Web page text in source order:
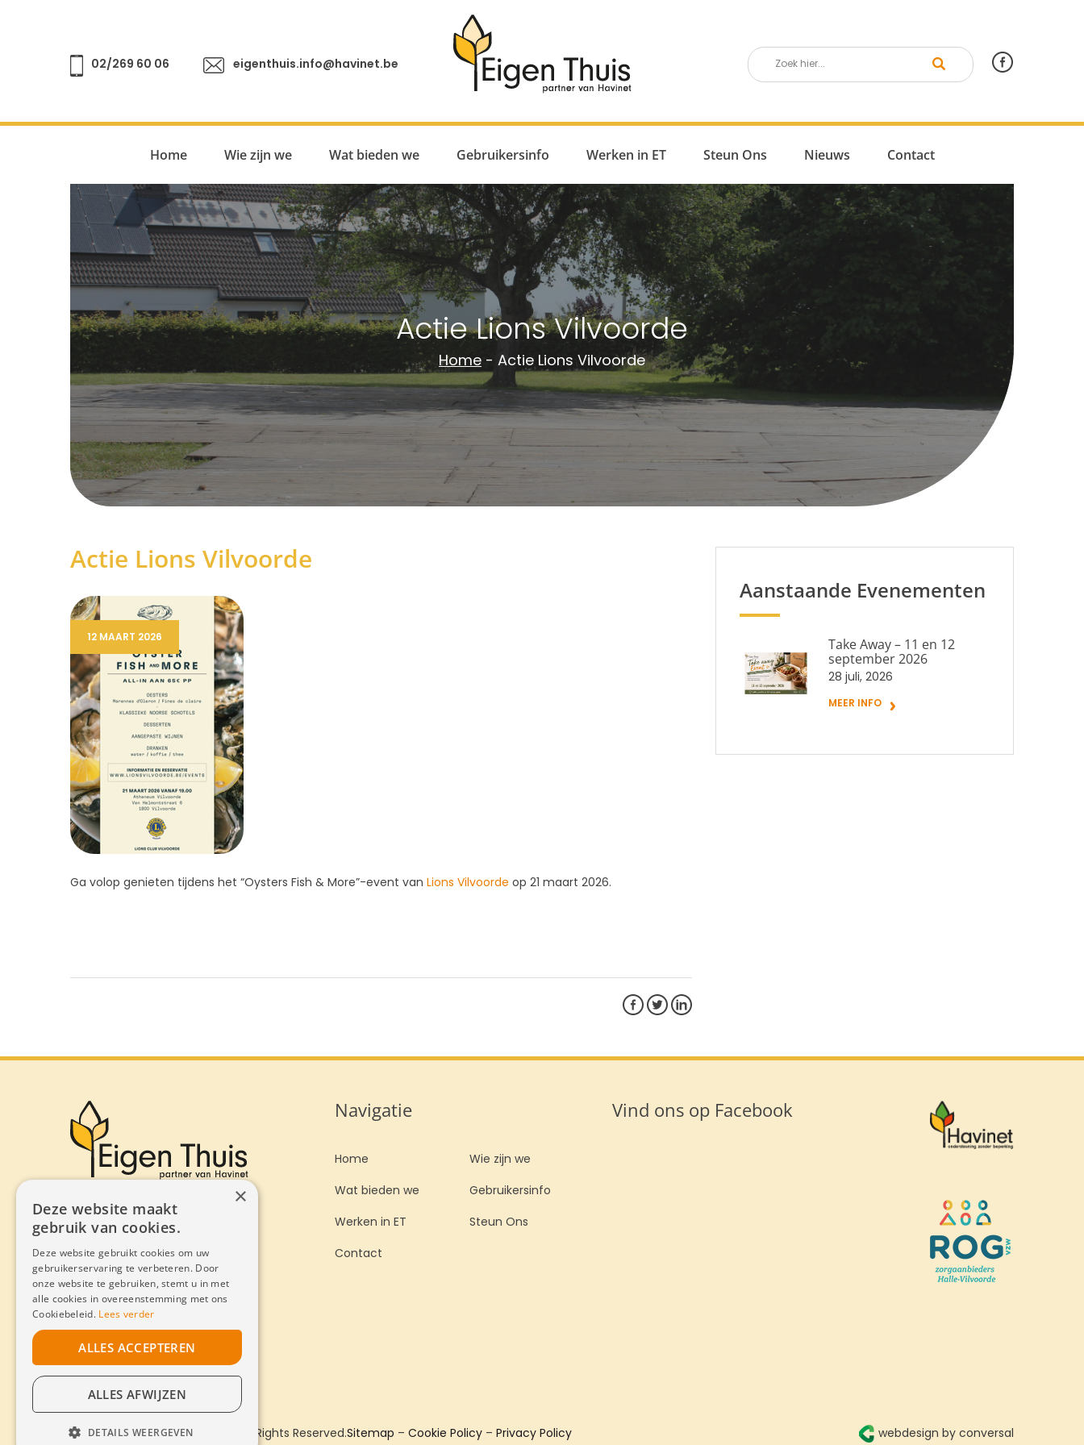
02/269 60 06 eigenthuis.info@havinet.be
Home Wie zijn we Wat bieden we Gebruikersinfo Werken in ET Steun Ons Nieuws Contact
Actie Lions Vilvoorde
Home - Actie Lions Vilvoorde
Actie Lions Vilvoorde
12 MAART 2026
Ga volop genieten tijdens het “Oysters Fish & More”-event van Lions Vilvoorde op 21 maart 2026.
Aanstaande Evenementen
Take Away – 11 en 12
september 2026
28 juli, 2026
MEER INFO
Navigatie
Home Wie zijn we
Wat bieden we Gebruikersinfo
Werken in ET Steun Ons
Contact
Vind ons op Facebook
Copyright © 2022 Eigen Thuis. All Rights Reserved.Sitemap – Cookie Policy – Privacy Policy webdesign by conversal
×
Deze website maakt
gebruik van cookies.
Deze website gebruikt cookies om uw
gebruikerservaring te verbeteren. Door
onze website te gebruiken, stemt u in met
alle cookies in overeenstemming met ons
Cookiebeleid. Lees verder
ALLES ACCEPTEREN
ALLES AFWIJZEN
DETAILS WEERGEVEN